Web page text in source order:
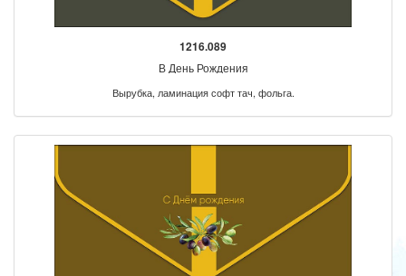
1216.089
В День Рождения
Вырубка, ламинация софт тач, фольга.